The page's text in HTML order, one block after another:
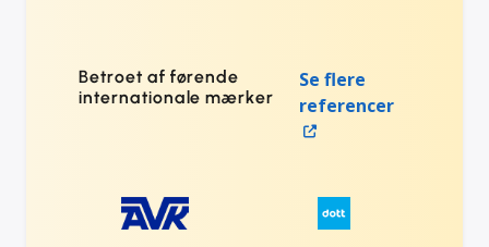
Betroet af førende
internationale mærker
Se flere
referencer